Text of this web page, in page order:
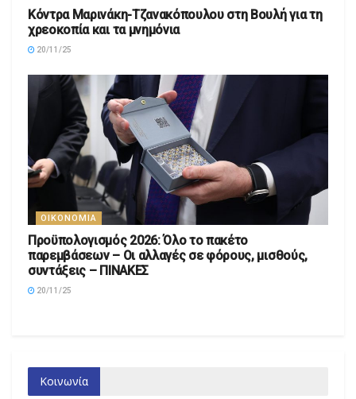
20/11/25
ΟΙΚΟΝΟΜΊΑ
Προϋπολογισμός 2026: Όλο το πακέτο
παρεμβάσεων – Οι αλλαγές σε φόρους, μισθούς,
συντάξεις – ΠΙΝΑΚΕΣ
20/11/25